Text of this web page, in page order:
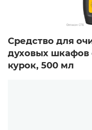
Средство для
духовых шкафов
курок, 500 мл